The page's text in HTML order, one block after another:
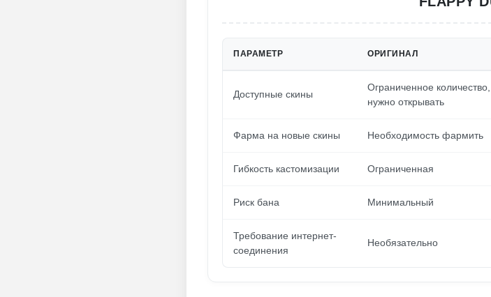
ПАРАМЕТР ОРИГИНАЛ
Доступные скины
Ограниченное количество,
нужно открывать
Фарма на новые скины Необходимость фармить
Гибкость кастомизации Ограниченная
Риск бана Минимальный
Требование интернет-
соединения
Необязательно